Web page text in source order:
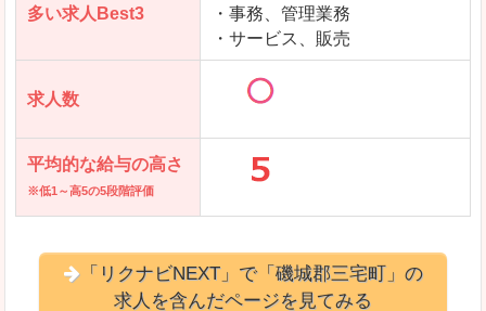
多い求人Best3
・事務、管理業務
・サービス、販売
求人数
平均的な給与の高さ
※低1～高5の5段階評価
「リクナビNEXT」で「磯城郡三宅町」の
求人を含んだページを見てみる